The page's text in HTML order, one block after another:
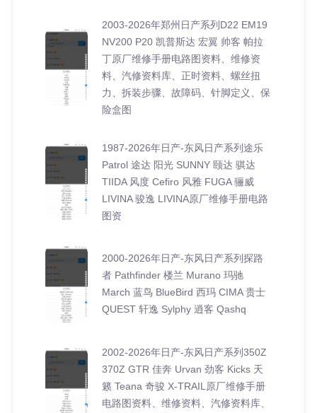
2003-2026年郑州日产系列D22 EM19
NV200 P20 凯普斯达 宏翼 帅客 帕拉
丁原厂维修手册电路图资料、维修资
料、汽修资料库、正时资料、螺丝扭
力、拆装步骤、故障码、针脚定义、保
险盒图
1987-2026年日产-东风日产系列途乐
Patrol 途达 阳光 SUNNY 颐达 骐达
TIIDA 风度 Cefiro 风雅 FUGA 骊威
LIVINA 骏逸 LIVINA原厂维修手册电路
图资
2000-2026年日产-东风日产系列探路
者 Pathfinder 楼兰 Murano 玛驰
March 蓝鸟 BlueBird 西玛 CIMA 贵士
QUEST 轩逸 Sylphy 逍客 Qashq
2002-2026年日产-东风日产系列350Z
370Z GTR 佳奔 Urvan 劲客 Kicks 天
籁 Teana 奇骏 X-TRAIL原厂维修手册
电路图资料、维修资料、汽修资料库、